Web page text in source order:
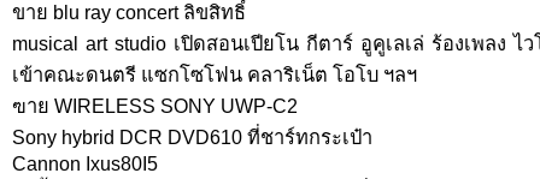
ขาย blu ray concert ลิขสิทธิ์
musical art studio เปิดสอนเปียโน กีตาร์ อูคูเลเล่ ร้องเพลง ไ
เข้าคณะดนตรี แซกโซโฟน คลาริเน็ต โอโบ ฯลฯ
ฃาย WIRELESS SONY UWP-C2
Sony hybrid DCR DVD610 ที่ชาร์ทกระเป๋า
Cannon Ixus80I5